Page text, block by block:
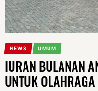
NEWS UMUM
IURAN BULANAN
UNTUK